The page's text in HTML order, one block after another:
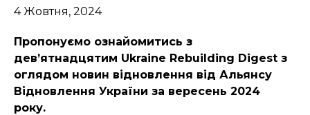
4 Жовтня, 2024
Пропонуємо ознайомитись з
девʼятнадцятим Ukraine Rebuilding Digest з
оглядом новин відновлення від Альянсу
Відновлення України за вересень 2024
року.